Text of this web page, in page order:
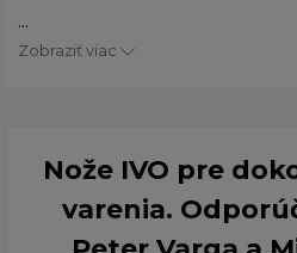
...
Zobraziť viac
Nože IVO pre
varenia.